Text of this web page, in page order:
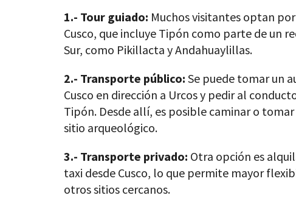
1.- Tour guiado: Muchos visitantes optan
Cusco, que incluye Tipón como parte de un
Sur, como Pikillacta y Andahuaylillas.
2.- Transporte público: Se puede tomar un
Cusco en dirección a Urcos y pedir al
Tipón. Desde allí, es posible caminar o
sitio arqueológico.
3.- Transporte privado: Otra opción es
taxi desde Cusco, lo que permite mayor
otros sitios cercanos.